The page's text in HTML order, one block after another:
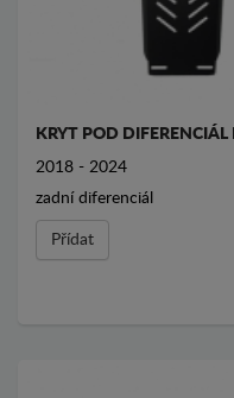
KRYT POD
2018 - 2024
zadní diferenciál
Přídat